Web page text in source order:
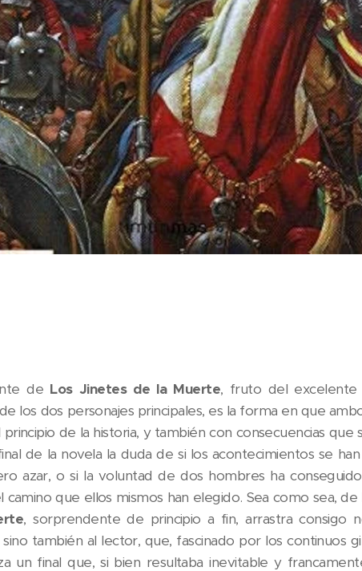
de Los Jinetes de la Muerte, fruto del excelente
los dos personajes principales, es la forma en que
principio de la historia, y también con consecuencias
de la novela la duda de si los acontecimientos se
azar, o si la voluntad de dos hombres ha
que ellos mismos han elegido. Sea como sea,
, sorprendente de principio a fin, arrastra consigo
sino también al lector, que, fascinado por los
un final que, si bien resultaba inevitable y